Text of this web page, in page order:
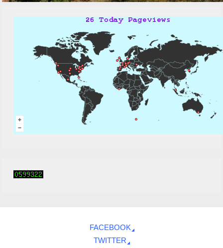
FACEBOOK
TWITTER